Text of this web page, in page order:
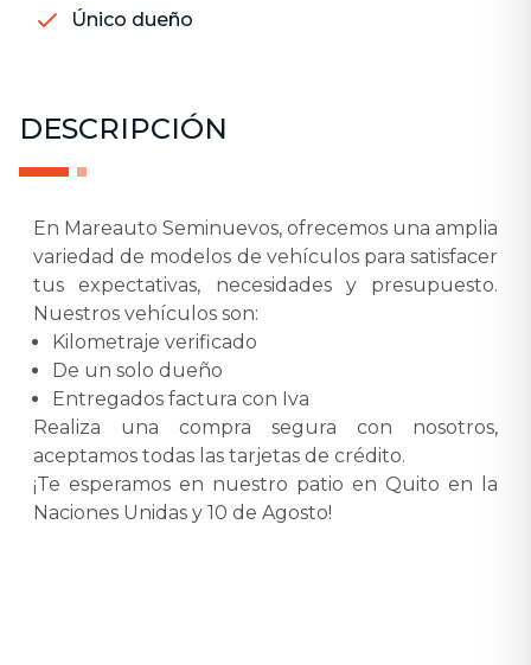
Único dueño
DESCRIPCIÓN
En Mareauto Seminuevos, ofrecemos una amplia
variedad de modelos de vehículos para satisfacer
tus expectativas, necesidades y presupuesto.
Nuestros vehículos son:
Kilometraje verificado
De un solo dueño
Entregados factura con Iva
Realiza una compra segura con nosotros,
aceptamos todas las tarjetas de crédito.
¡Te esperamos en nuestro patio en Quito en la
Naciones Unidas y 10 de Agosto!